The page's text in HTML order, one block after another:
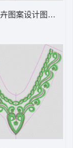
图案设计图 十字